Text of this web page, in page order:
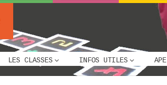
LES CLASSES INFOS UTILES APE